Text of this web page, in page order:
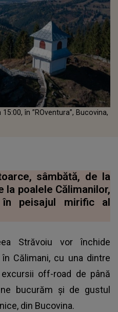
în ”ROventura”, Bucovina,
sâmbătă, de la
la poalele Călimanilor,
peisajul mirific al
Străvoiu vor închide
Călimani, cu una dintre
off-road de până
bucurăm și de gustul
din Bucovina.